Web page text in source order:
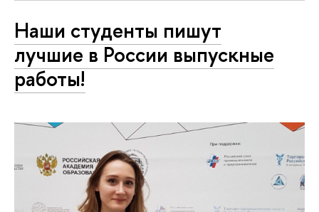
Наши студенты пишут
лучшие в России выпускные
работы!